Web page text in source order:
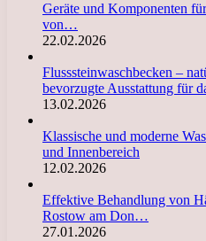
Geräte und Komponenten
von…
22.02.2026
Flusssteinwaschbecken –
bevorzugte Ausstattung für
13.02.2026
Klassische und moderne
und Innenbereich
12.02.2026
Effektive Behandlung von
Rostow am Don…
27.01.2026